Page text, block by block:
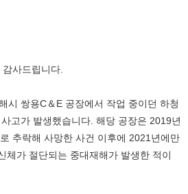
사드립니다.
시 쌍용C＆E 공장에서 작업 중이던 하청
고가 발생했습니다. 해당 공장은 2019년
추락해 사망한 사건 이후에 2021년에만
체가 절단되는 중대재해가 발생한 적이